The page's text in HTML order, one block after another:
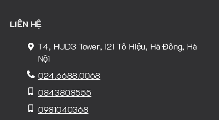
LIÊN HỆ
T4, HUD3 Tower, 121 Tô Hiệu, Hà Đông, Hà
Nội
024.6688.0068
0843808555
0981040368